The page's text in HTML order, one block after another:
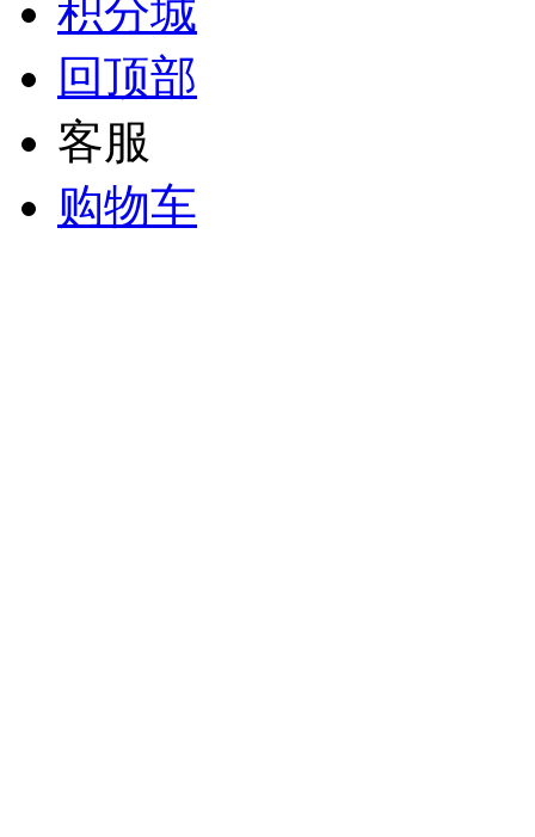
积分城
回顶部
客服
购物车